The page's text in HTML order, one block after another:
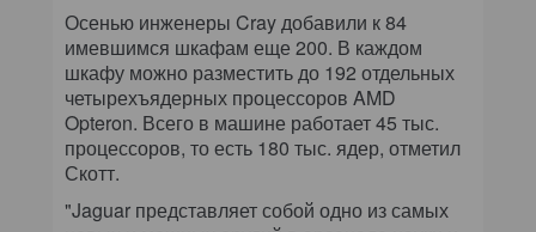
Осенью инженеры Cray добавили к 84
имевшимся шкафам еще 200. В каждом
шкафу можно разместить до 192 отдельных
четырехъядерных процессоров AMD
Opteron. Всего в машине работает 45 тыс.
процессоров, то есть 180 тыс. ядер, отметил
Скотт.
"Jaguar представляет собой одно из самых